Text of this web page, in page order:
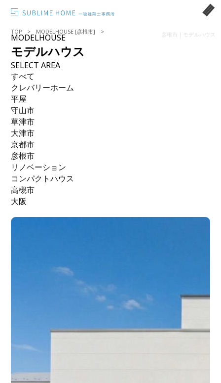
彦根市｜モデルハウス
TOP MODELHOUSE [彦根市]
MODELHOUSE
モデルハウス
SELECT AREA
すべて
クレバリーホーム
平屋
守山市
草津市
大津市
京都市
彦根市
リノベーション
コンパクトハウス
高槻市
大阪